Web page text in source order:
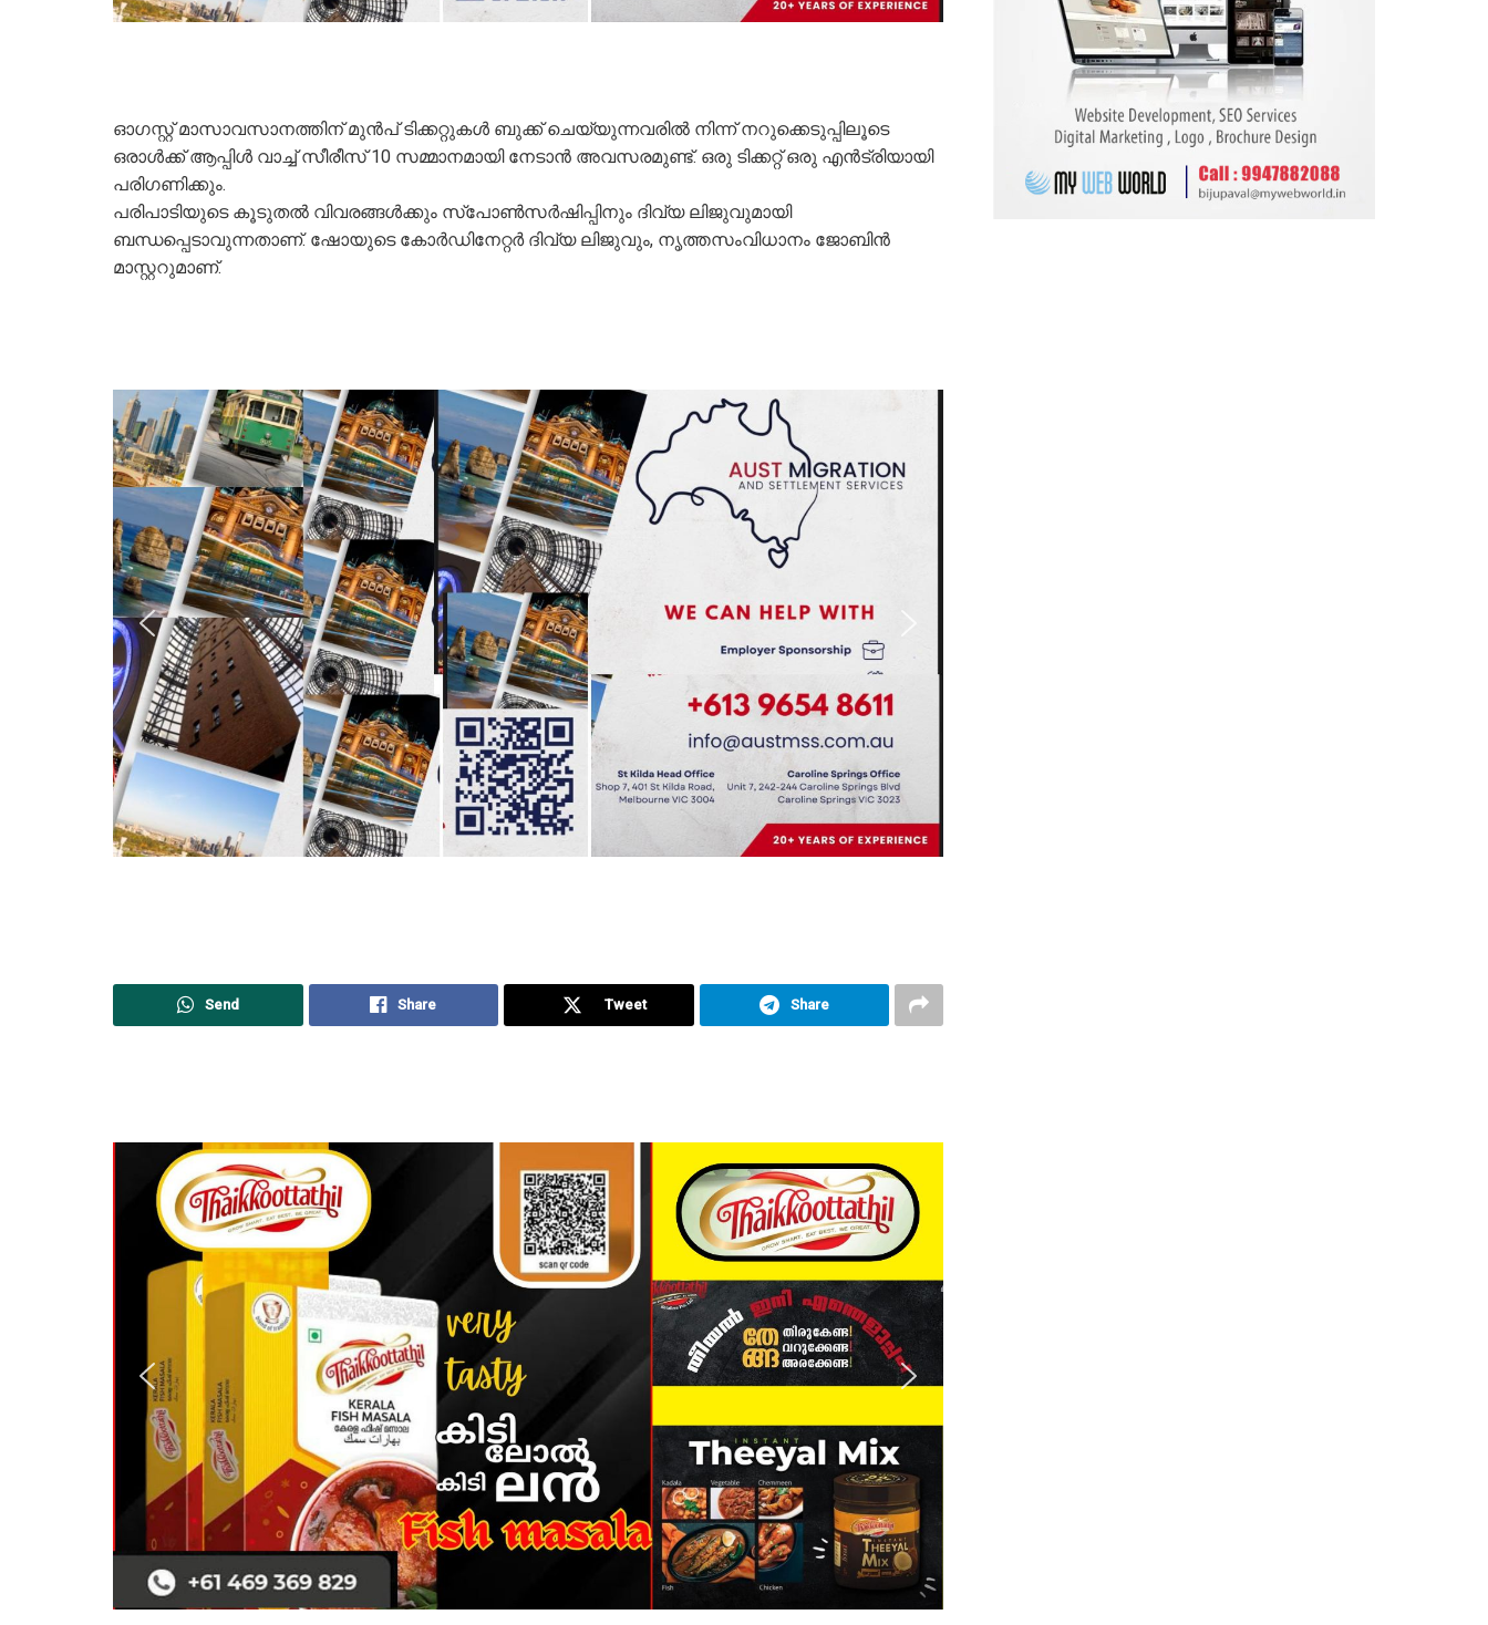
ഓഗസ്റ്റ് മാസാവസാനത്തിന് മുൻപ് ടിക്കറ്റുകൾ ബുക്ക് ചെയ്യുന്നവരിൽ നിന്ന് നറുക്കെടുപ്പിലൂടെ
ഒരാൾക്ക് ആപ്പിൾ വാച്ച് സീരീസ് 10 സമ്മാനമായി നേടാൻ അവസരമുണ്ട്. ഒരു ടിക്കറ്റ് ഒരു എൻട്രിയായി
പരിഗണിക്കും.
പരിപാടിയുടെ കൂടുതൽ വിവരങ്ങൾക്കും സ്പോൺസർഷിപ്പിനും ദിവ്യ ലിജുവുമായി
ബന്ധപ്പെടാവുന്നതാണ്. ഷോയുടെ കോർഡിനേറ്റർ ദിവ്യ ലിജുവും, നൃത്തസംവിധാനം ജോബിൻ
മാസ്റ്ററുമാണ്.
Send Share Tweet Share